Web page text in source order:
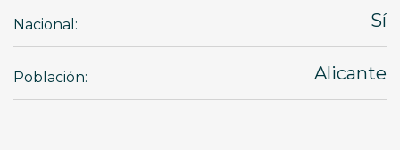
Nacional: Sí
Población: Alicante